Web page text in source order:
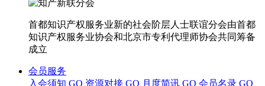
首都知识产权服务业新的社会阶层人士联谊分会由首都
知识产权服务业协会和北京市专利代理师协会共同筹备
成立
会员服务
入会须知 GO 资源对接 GO 月度简讯 GO 会员名录 GO